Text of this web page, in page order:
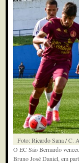
Foto: Ricardo Sana / C.
O EC São Bernardo
Bruno José Daniel, em